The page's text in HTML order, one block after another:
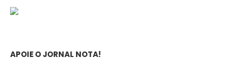
APOIE O JORNAL NOTA!